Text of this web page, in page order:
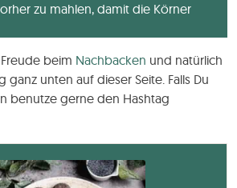
zu mahlen, damit die Körner
beim Nachbacken und natürlich
unten auf dieser Seite. Falls Du
benutze gerne den Hashtag